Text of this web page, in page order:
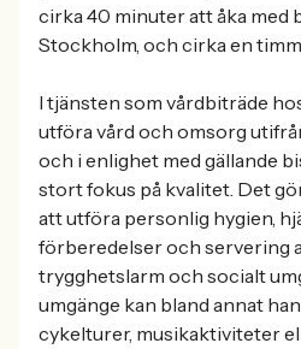
cirka 40 minuter att åka med
Stockholm, och cirka en
I tjänsten som vårdbiträde
utföra vård och omsorg
och i enlighet med gällande
stort fokus på kvalitet. Det
att utföra personlig hygien,
förberedelser och servering
trygghetslarm och socialt
umgänge kan bland annat
cykelturer, musikaktiviteter